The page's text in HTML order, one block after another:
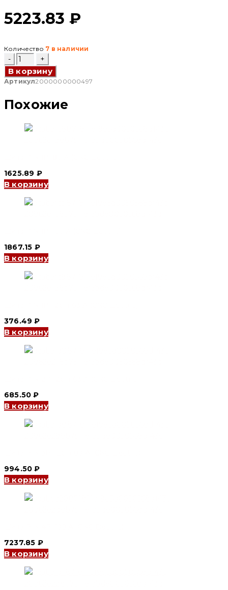
5223.83 ₽
Количество 7 в наличии
Количество
товара
Шина
PIN
А
Electric)
В корзину
Артикул2000000000497
Похожие
1625.89 ₽
В корзину
1867.15 ₽
В корзину
376.49₽
В корзину
685.50₽
В корзину
994.50₽
В корзину
7237.85 ₽
В корзину